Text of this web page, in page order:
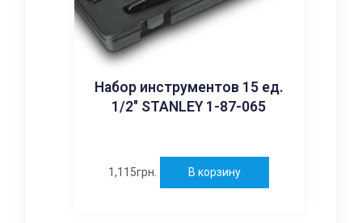
Набор инструментов 15 ед.
1/2″ STANLEY 1-87-065
1,115грн. В корзину